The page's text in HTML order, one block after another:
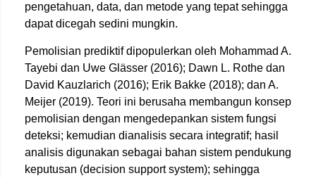
pengetahuan, data, dan metode yang tepat sehingga
dapat dicegah sedini mungkin.
Pemolisian prediktif dipopulerkan oleh Mohammad A.
Tayebi dan Uwe Glässer (2016); Dawn L. Rothe dan
David Kauzlarich (2016); Erik Bakke (2018); dan A.
Meijer (2019). Teori ini berusaha membangun konsep
pemolisian dengan mengedepankan sistem fungsi
deteksi; kemudian dianalisis secara integratif; hasil
analisis digunakan sebagai bahan sistem pendukung
keputusan (decision support system); sehingga